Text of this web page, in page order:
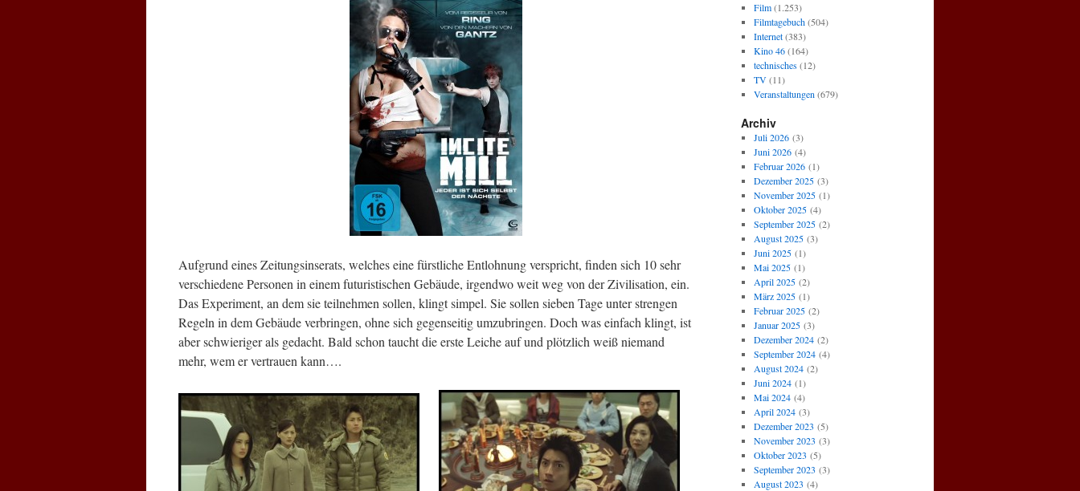
Aufgrund eines Zeitungsinserats, welches eine fürstliche Entlohnung verspricht, finden sich 10 sehr
verschiedene Personen in einem futuristischen Gebäude, irgendwo weit weg von der Zivilisation, ein.
Das Experiment, an dem sie teilnehmen sollen, klingt simpel. Sie sollen sieben Tage unter strengen
Regeln in dem Gebäude verbringen, ohne sich gegenseitig umzubringen. Doch was einfach klingt, ist
aber schwieriger als gedacht. Bald schon taucht die erste Leiche auf und plötzlich weiß niemand
mehr, wem er vertrauen kann….
Film(1.253)
Filmtagebuch(504)
Internet(383)
Kino 46(164)
technisches(12)
TV(11)
Veranstaltungen (679)
Archiv
Juli 2026(3)
Juni 2026(4)
Februar 2026(1)
Dezember 2025(3)
November 2025(1)
Oktober 2025(4)
September 2025(2)
August 2025(3)
Juni 2025(1)
Mai 2025(1)
April 2025(2)
März 2025(1)
Februar 2025(2)
Januar 2025(3)
Dezember 2024(2)
September 2024(4)
August 2024(2)
Juni 2024(1)
Mai 2024(4)
April 2024(3)
Dezember 2023 (5)
November 2023 (3)
Oktober 2023 (5)
September 2023 (3)
August 2023 (4)